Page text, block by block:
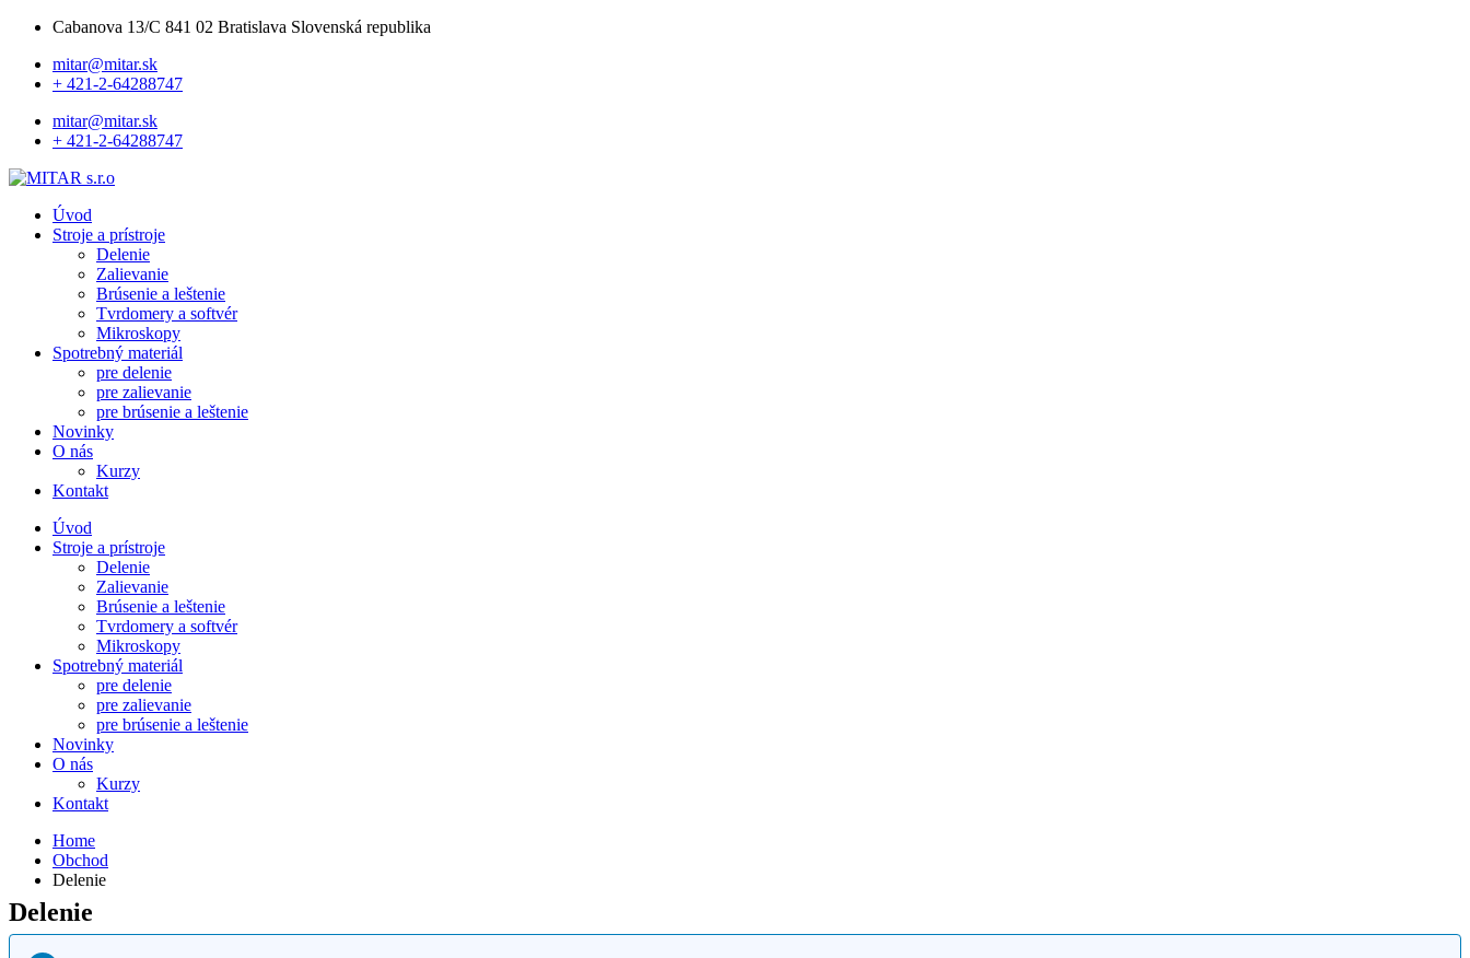
Cabanova 13/C 841 02 Bratislava Slovenská republika
mitar@mitar.sk
+ 421-2-64288747
mitar@mitar.sk
+ 421-2-64288747
Úvod
Stroje a prístroje
Delenie
Zalievanie
Brúsenie a leštenie
Tvrdomery a softvér
Mikroskopy
Spotrebný materiál
pre delenie
pre zalievanie
pre brúsenie a leštenie
Novinky
O nás
Kurzy
Kontakt
Úvod
Stroje a prístroje
Delenie
Zalievanie
Brúsenie a leštenie
Tvrdomery a softvér
Mikroskopy
Spotrebný materiál
pre delenie
pre zalievanie
pre brúsenie a leštenie
Novinky
O nás
Kurzy
Kontakt
Home
Obchod
Delenie
Delenie